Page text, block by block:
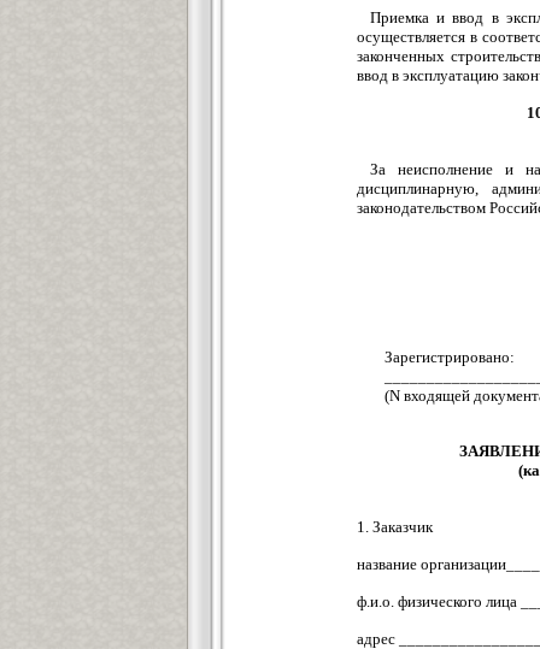
Приемка и ввод в
осуществляется в
законченных
ввод в эксплуатацию
За неисполнение и
дисциплинарную,
законодательством
(N входящей
1. Заказчик
название
ф.и.о. физического лица
адрес